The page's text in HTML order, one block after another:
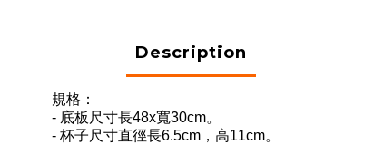
Description
規格：
- 底板尺寸長48x寬30cm。
- 杯子尺寸直徑長6.5cm，高11cm。